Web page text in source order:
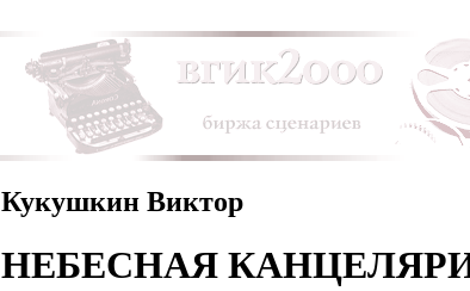
Кукушкин Виктор
НЕБЕСНАЯ